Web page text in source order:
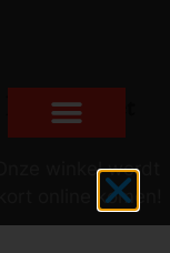
verschiet
winkel wordt
online komen!